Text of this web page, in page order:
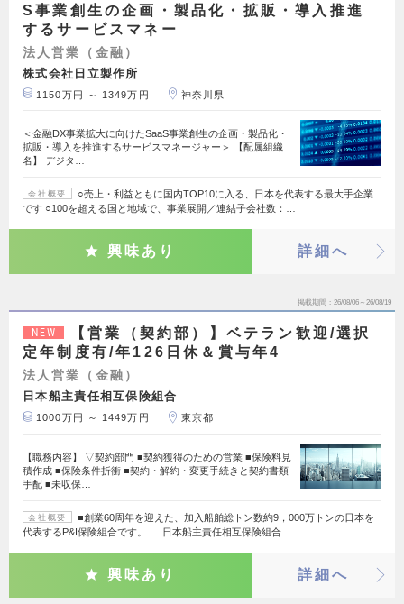
S事業創生の企画・製品化・拡販・導入推進
するサービスマネー
法人営業（金融）
株式会社日立製作所
1150万円 ～ 1349万円 神奈川県
＜金融DX事業拡大に向けたSaaS事業創生の企画・製品化・
拡販・導入を推進するサービスマネージャー＞ 【配属組織
名】 デジタ…
会社概要
○売上・利益ともに国内TOP10に入る、日本を代表する最大手企業
です ○100を超える国と地域で、事業展開／連結子会社数：…
興味あり 詳細へ
掲載期間 26/08/06～26/08/19
NEW
【営業（契約部）】ベテラン歓迎/選択
定年制度有/年126日休＆賞与年4
法人営業（金融）
日本船主責任相互保険組合
1000万円 ～ 1449万円 東京都
【職務内容】 ▽契約部門 ■契約獲得のための営業 ■保険料見
積作成 ■保険条件折衝 ■契約・解約・変更手続きと契約書類
手配 ■未収保…
会社概要
■創業60周年を迎えた、加入船舶総トン数約9，000万トンの日本を
代表するP&I保険組合です。 日本船主責任相互保険組合…
興味あり 詳細へ